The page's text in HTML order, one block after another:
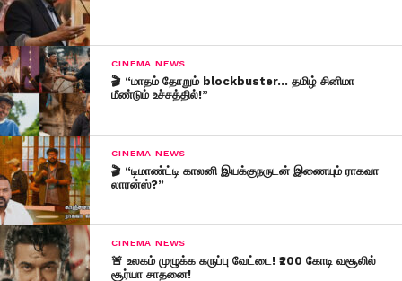
CINEMA NEWS
🎬 “மாதம் தோறும் blockbuster… தமிழ் சினிமா
மீண்டும் உச்சத்தில்!”
CINEMA NEWS
🎬 “டிமாண்ட்டி காலனி இயக்குநருடன் இணையும் ராகவா
லாரன்ஸ்?”
CINEMA NEWS
🚨 உலகம் முழுக்க கருப்பு வேட்டை! ₹200 கோடி வசூலில்
சூர்யா சாதனை!